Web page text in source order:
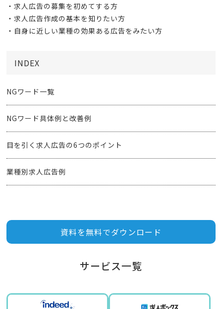
・求人広告の募集を初めてする方
・求人広告作成の基本を知りたい方
・自身に近しい業種の効果ある広告をみたい方
INDEX
NGワード一覧
NGワード具体例と改善例
目を引く求人広告の6つのポイント
業種別求人広告例
資料を無料でダウンロード
サービス一覧